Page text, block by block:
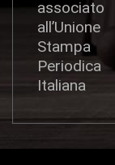
associato
all’Unione
Stampa
Periodica
Italiana